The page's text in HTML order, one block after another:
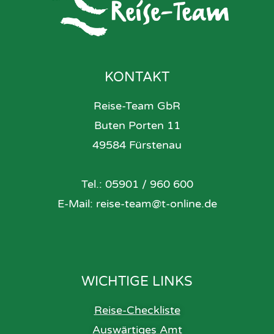
KONTAKT
Reise-Team GbR
Buten Porten 11
49584 Fürstenau
Tel.: 05901 / 960 600
E-Mail: reise-team@t-online.de
WICHTIGE LINKS
Reise-Checkliste
Auswärtiges Amt